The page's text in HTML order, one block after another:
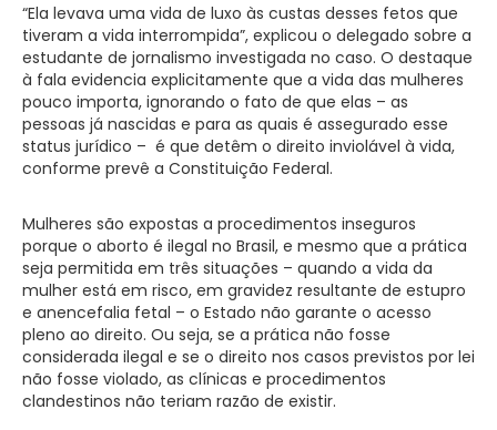
“Ela levava uma vida de luxo às custas desses fetos que
tiveram a vida interrompida”, explicou o delegado sobre a
estudante de jornalismo investigada no caso. O destaque
à fala evidencia explicitamente que a vida das mulheres
pouco importa, ignorando o fato de que elas – as
pessoas já nascidas e para as quais é assegurado esse
status jurídico – é que detêm o direito inviolável à vida,
conforme prevê a Constituição Federal.
Mulheres são expostas a procedimentos inseguros
porque o aborto é ilegal no Brasil, e mesmo que a prática
seja permitida em três situações – quando a vida da
mulher está em risco, em gravidez resultante de estupro
e anencefalia fetal – o Estado não garante o acesso
pleno ao direito. Ou seja, se a prática não fosse
considerada ilegal e se o direito nos casos previstos por lei
não fosse violado, as clínicas e procedimentos
clandestinos não teriam razão de existir.